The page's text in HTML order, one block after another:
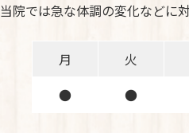
当院では急な体調の変化などに
月 火
●
●